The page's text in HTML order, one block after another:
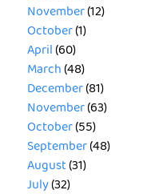
November(12)
October(1)
April(60)
March(48)
December(81)
November(63)
October(55)
September(48)
August(31)
July(32)